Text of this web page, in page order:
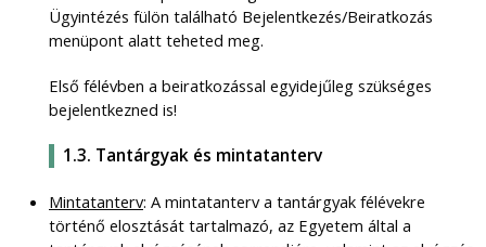
Ügyintézés fülön található Bejelentkezés/Beiratkozás
menüpont alatt teheted meg.
Első félévben a beiratkozással egyidejűleg szükséges
bejelentkezned is!
1.3. Tantárgyak és mintatanterv
Mintatanterv: A mintatanterv a tantárgyak félévekre
történő elosztását tartalmazó, az Egyetem által a